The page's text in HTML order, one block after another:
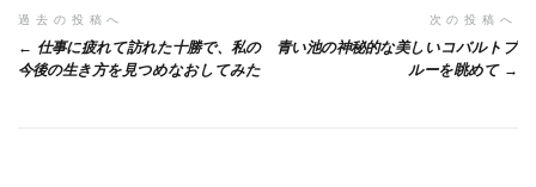
o
k
投
稿
過去の投稿へ
仕事に疲れて訪れた十勝で、私の
今後の生き方を見つめなおしてみた
次の投稿へ
青い池の神秘的な美しいコバルトブ
ルーを眺めて